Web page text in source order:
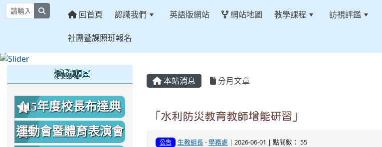
回首頁 認識我們 英語版網站 網站地圖 教學課程 訪視評鑑
社團暨課照班報名
本站消息 分月文章
「水利防災教育教師增能研習」
公告 生教組長-學務處 | 2026-06-01 | 點閱數： 55
活動專區
115年度校長布達典
禮照片
運動會暨體育表演會